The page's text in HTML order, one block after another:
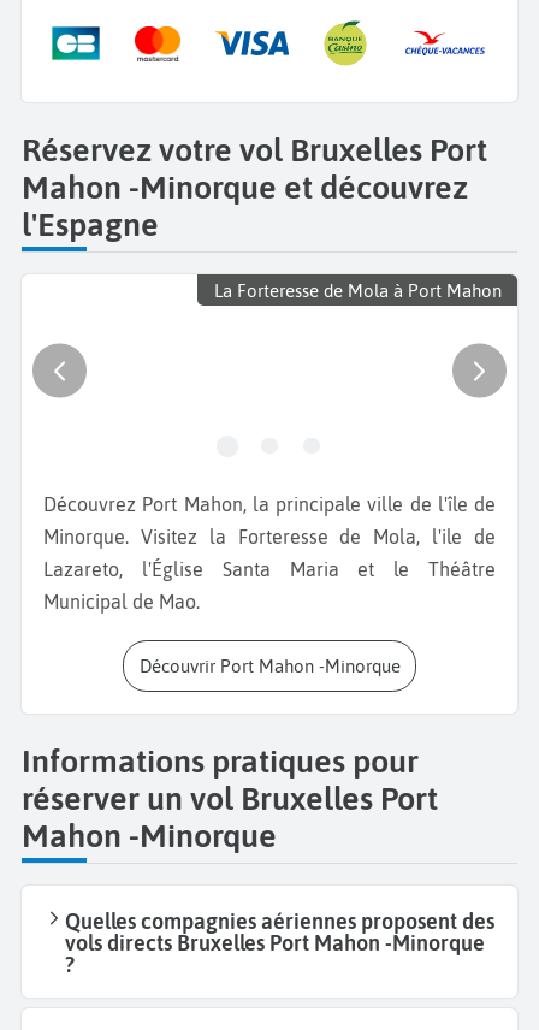
Réservez votre vol Bruxelles Port
Mahon -Minorque et découvrez
l'Espagne
La Forteresse de Mola à Port Mahon
Découvrez Port Mahon, la principale ville de l'île de
Minorque. Visitez la Forteresse de Mola, l'ile de
Lazareto, l'Église Santa Maria et le Théâtre
Municipal de Mao.
Découvrir Port Mahon -Minorque
Informations pratiques pour
réserver un vol Bruxelles Port
Mahon -Minorque
Quelles compagnies aériennes proposent des
vols directs Bruxelles Port Mahon -Minorque
?